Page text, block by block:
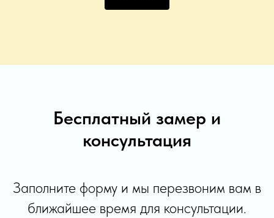
Бесплатный замер и
консультация
Заполните форму и мы перезвоним вам в
ближайшее время для консультации.